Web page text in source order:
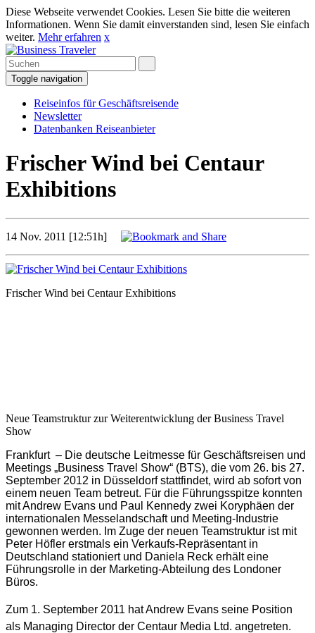
Diese Webseite verwendet Cookies. Lesen Sie bitte die weiteren
Informationen. Wenn Sie damit einverstanden sind, lesen Sie einfach
weiter. Mehr erfahren x
Toggle navigation
Reiseinfos für Geschäftsreisende
Newsletter
Datenbanken Reiseanbieter
Frischer Wind bei Centaur
Exhibitions
14 Nov. 2011 [12:51h]
Frischer Wind bei Centaur Exhibitions
Neue Teamstruktur zur Weiterentwicklung der Business Travel
Show
Frankfurt – Die deutsche Leitmesse für Geschäftsreisen und
Meetings „Business Travel Show“ (BTS), die vom 26. bis 27.
September 2012 in Düsseldorf stattfindet, wird ab sofort von
einem neuen Team betreut. Für die Führungsspitze konnten
mit Andrew Evans und Paul Kennedy zwei Koryphäen der
internationalen Messelandschaft und Meeting-Industrie
gewonnen werden. Im Zuge der neuen Teamstruktur ist mit
Peter Höfler erstmals ein Verkaufs-Repräsentant in
Deutschland stationiert und Daniela Reck erhält eine
Führungsrolle in der Marketing-Abteilung des Londoner
Büros.
Zum 1. September 2011 hat Andrew Evans seine Position
als Managing Director der Centaur Media Ltd. angetreten.